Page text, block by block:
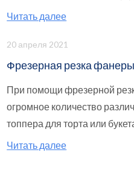
Читать далее
20 апреля 2021
Фрезерная резка фанеры
При помощи фрезерной
огромное количество
топпера для торта или
Читать далее